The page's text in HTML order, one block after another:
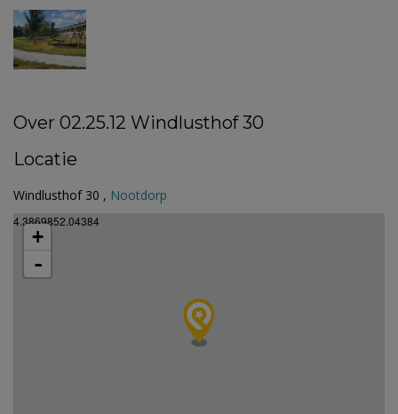
Over 02.25.12 Windlusthof 30
Locatie
Windlusthof 30 , Nootdorp
4.3869852.04384
+
-